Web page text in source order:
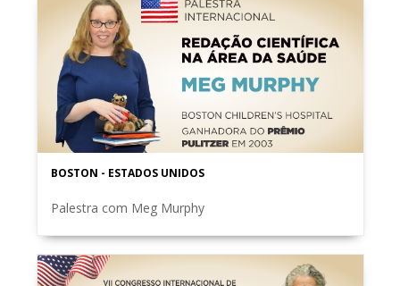
BOSTON - ESTADOS UNIDOS
Palestra com Meg Murphy